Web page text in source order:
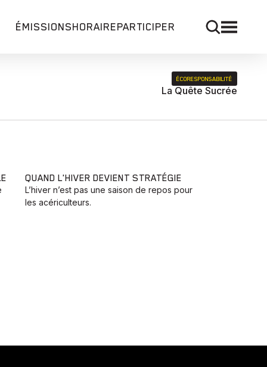
ÉMISSIONSHORAIREPARTICIPER
ÉCORESPONSABILITÉ
La Quête Sucrée
QUAND L'HIVER DEVIENT STRATÉGIE
L’hiver n’est pas une saison de repos pour
les acériculteurs.